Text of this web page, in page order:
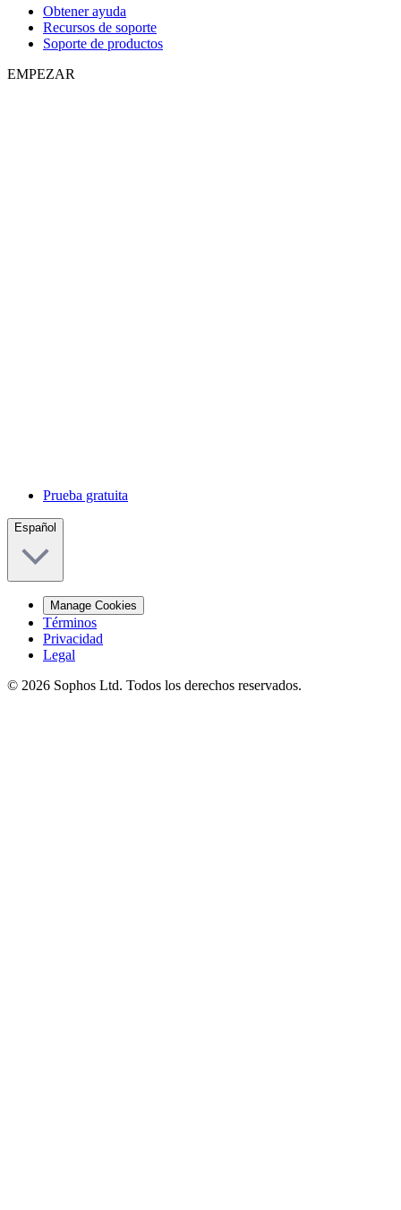
Obtener ayuda
Recursos de soporte
Soporte de productos
EMPEZAR
Prueba gratuita
Español
Manage Cookies
Términos
Privacidad
Legal
© 2026 Sophos Ltd. Todos los derechos reservados.